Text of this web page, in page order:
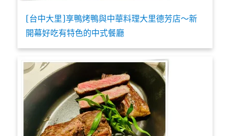
[台中大里]享鴨烤鴨與中華料理大里德芳店～新
開幕好吃有特色的中式餐廳